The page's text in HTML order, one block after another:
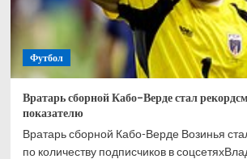
РПЛ
Футбол
Вратарь сборной Кабо-Верде стал
показателю
Вратарь сборной Кабо-Верде Возинья
по количеству подписчиков в